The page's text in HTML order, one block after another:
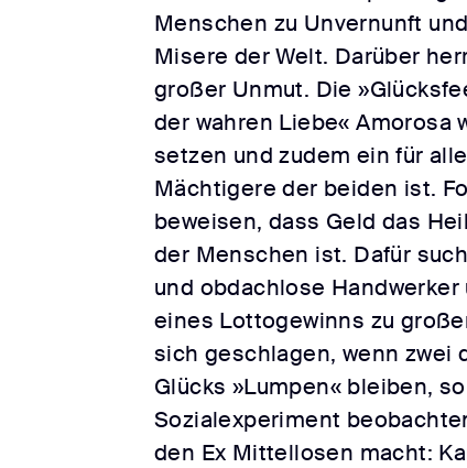
Menschen zu Unvernunft
Misere der Welt. Darüber
großer Unmut. Die
der wahren Liebe« Amorosa
setzen und zudem ein für
Mächtigere der beiden ist.
beweisen, dass Geld das
der Menschen ist. Dafür
und obdachlose
eines Lottogewinns zu
sich geschlagen, wenn zwei
Glücks »Lumpen« bleiben,
Sozialexperiment
den Ex Mittellosen macht: